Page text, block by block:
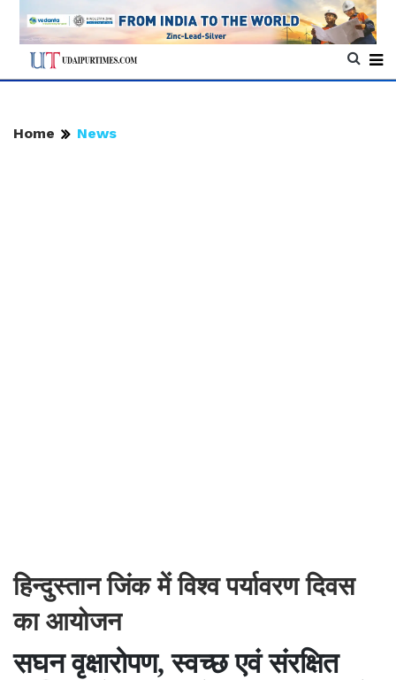
Home News
हिन्दुस्तान जिंक में विश्व पर्यावरण दिवस
का आयोजन
सघन वृक्षारोपण, स्वच्छ एवं संरक्षित